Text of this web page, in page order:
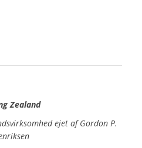
Zealand
ejet af Gordon P.